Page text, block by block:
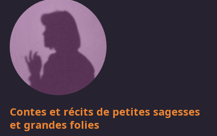
Contes et récits de petites sagesses
et grandes folies